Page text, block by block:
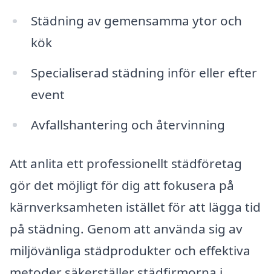
Städning av gemensamma ytor och
kök
Specialiserad städning inför eller efter
event
Avfallshantering och återvinning
Att anlita ett professionellt städföretag
gör det möjligt för dig att fokusera på
kärnverksamheten istället för att lägga tid
på städning. Genom att använda sig av
miljövänliga städprodukter och effektiva